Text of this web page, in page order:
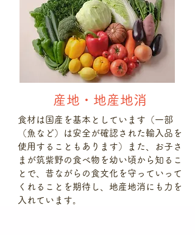
産地・地産地消
食材は国産を基本としています（一部
（魚など）は安全が確認された輸入品を
使用することもあります）また、お子さ
まが筑紫野の食べ物を幼い頃から知るこ
とで、昔ながらの食文化を守っていって
くれることを期待し、地産地消にも力を
入れています。